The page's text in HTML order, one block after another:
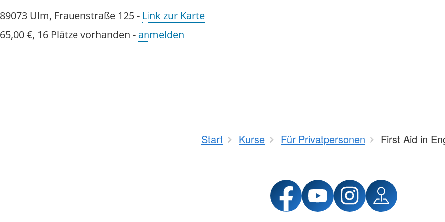
89073 Ulm, Frauenstraße 125- Link zur Karte
65,00 €, 16 Plätze vorhanden - anmelden
Start Kurse Für Privatpersonen First Aid in